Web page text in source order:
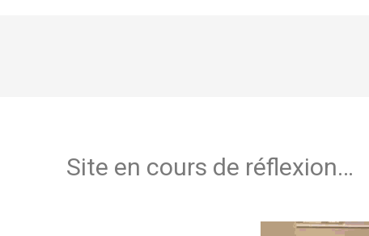
Site en cours de réflexion…